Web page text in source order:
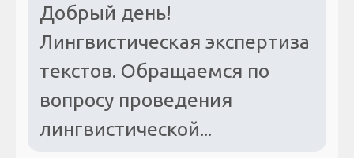
Добрый день!
Лингвистическая экспертиза
текстов. Обращаемся по
вопросу проведения
лингвистической...